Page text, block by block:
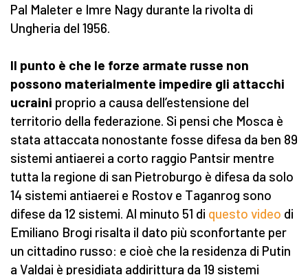
Pal Maleter e Imre Nagy durante la rivolta di
Ungheria del 1956.
Il punto è che le forze armate russe non
possono materialmente impedire gli attacchi
ucraini proprio a causa dell’estensione del
territorio della federazione. Si pensi che Mosca è
stata attaccata nonostante fosse difesa da ben 89
sistemi antiaerei a corto raggio Pantsir mentre
tutta la regione di san Pietroburgo è difesa da solo
14 sistemi antiaerei e Rostov e Taganrog sono
difese da 12 sistemi. Al minuto 51 di questo video di
Emiliano Brogi risalta il dato più sconfortante per
un cittadino russo: e cioè che la residenza di Putin
a Valdai è presidiata addirittura da 19 sistemi